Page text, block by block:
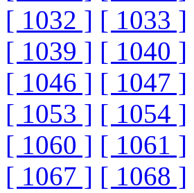
[ 1032 ] [ 1033 ]
[ 1039 ] [ 1040 ]
[ 1046 ] [ 1047 ]
[ 1053 ] [ 1054 ]
[ 1060 ] [ 1061 ]
[ 1067 ] [ 1068 ]